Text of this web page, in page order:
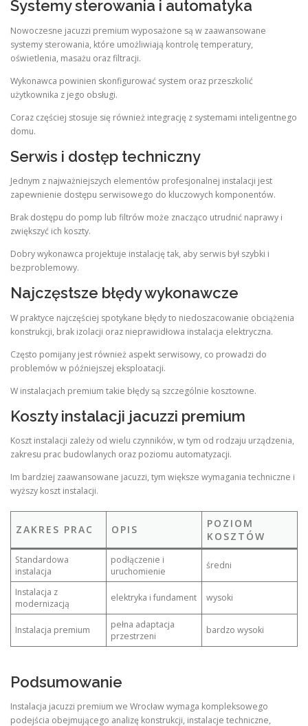
Systemy sterowania i automatyka
Nowoczesne jacuzzi premium wyposażone są w zaawansowane
systemy sterowania, które umożliwiają kontrolę temperatury,
oświetlenia, masażu oraz filtracji.
Wykonawca powinien skonfigurować system oraz przeszkolić
użytkownika z jego obsługi.
Coraz częściej stosuje się również integrację z systemami inteligentnego
domu.
Serwis i dostęp techniczny
Jednym z najważniejszych elementów profesjonalnej instalacji jest
zapewnienie dostępu serwisowego do kluczowych komponentów.
Brak dostępu do pomp lub filtrów może znacząco utrudnić naprawy i
zwiększyć ich koszty.
Dobry wykonawca projektuje instalację tak, aby serwis był szybki i
bezproblemowy.
Najczęstsze błędy wykonawcze
W praktyce najczęściej spotykane błędy to niedoszacowanie obciążenia
konstrukcji, brak izolacji oraz nieprawidłowa instalacja elektryczna.
Często pomijany jest również aspekt serwisowy, co prowadzi do
problemów w późniejszej eksploatacji.
W instalacjach premium takie błędy są szczególnie kosztowne.
Koszty instalacji jacuzzi premium
Koszt instalacji zależy od wielu czynników, w tym od rodzaju urządzenia,
zakresu prac budowlanych oraz poziomu automatyzacji.
Im bardziej zaawansowane jacuzzi, tym większe wymagania techniczne i
wyższy koszt instalacji.
ZAKRES PRAC OPIS
POZIOM
KOSZTÓW
Standardowa
instalacja
podłączenie i
uruchomienie
średni
Instalacja z
modernizacją
elektryka i fundament wysoki
Instalacja premium
pełna adaptacja
przestrzeni
bardzo wysoki
Podsumowanie
Instalacja jacuzzi premium we Wrocław wymaga kompleksowego
podejścia obejmującego analizę konstrukcji, instalacje techniczne,